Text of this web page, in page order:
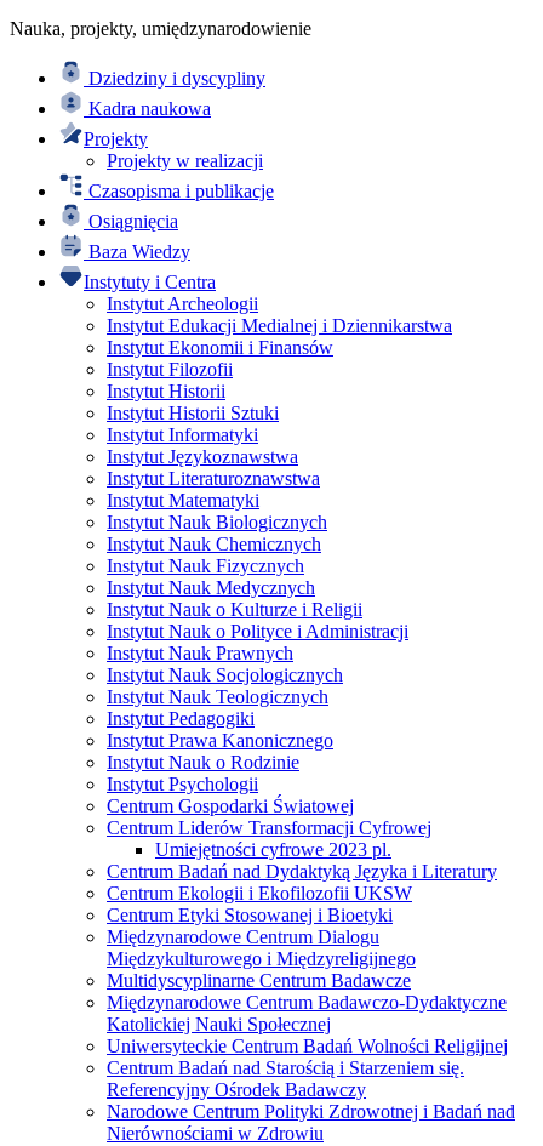
Nauka, projekty, umiędzynarodowienie
Dziedziny i dyscypliny
Kadra naukowa
Projekty
Projekty w realizacji
Czasopisma i publikacje
Osiągnięcia
Baza Wiedzy
Instytuty i Centra
Instytut Archeologii
Instytut Edukacji Medialnej i Dziennikarstwa
Instytut Ekonomii i Finansów
Instytut Filozofii
Instytut Historii
Instytut Historii Sztuki
Instytut Informatyki
Instytut Językoznawstwa
Instytut Literaturoznawstwa
Instytut Matematyki
Instytut Nauk Biologicznych
Instytut Nauk Chemicznych
Instytut Nauk Fizycznych
Instytut Nauk Medycznych
Instytut Nauk o Kulturze i Religii
Instytut Nauk o Polityce i Administracji
Instytut Nauk Prawnych
Instytut Nauk Socjologicznych
Instytut Nauk Teologicznych
Instytut Pedagogiki
Instytut Prawa Kanonicznego
Instytut Nauk o Rodzinie
Instytut Psychologii
Centrum Gospodarki Światowej
Centrum Liderów Transformacji Cyfrowej
Umiejętności cyfrowe 2023 pl.
Centrum Badań nad Dydaktyką Języka i Literatury
Centrum Ekologii i Ekofilozofii UKSW
Centrum Etyki Stosowanej i Bioetyki
Międzynarodowe Centrum Dialogu
Międzykulturowego i Międzyreligijnego
Multidyscyplinarne Centrum Badawcze
Międzynarodowe Centrum Badawczo-Dydaktyczne
Katolickiej Nauki Społecznej
Uniwersyteckie Centrum Badań Wolności Religijnej
Centrum Badań nad Starością i Starzeniem się.
Referencyjny Ośrodek Badawczy
Narodowe Centrum Polityki Zdrowotnej i Badań nad
Nierównościami w Zdrowiu